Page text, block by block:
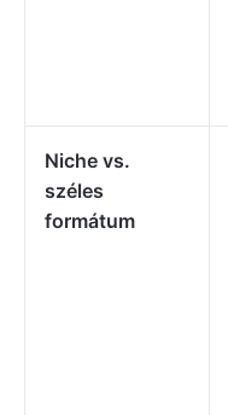
Niche vs.
széles
formátum